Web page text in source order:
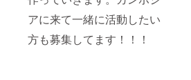
アに来て一緒に活動したい
方も募集してます！！！